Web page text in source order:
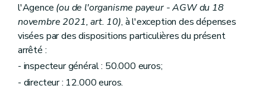
l'Agence (ou de l'organisme payeur - AGW du 18
novembre 2021, art. 10), à l'exception des dépenses
visées par des dispositions particulières du présent
arrêté :
- inspecteur général : 50.000 euros;
- directeur : 12.000 euros.